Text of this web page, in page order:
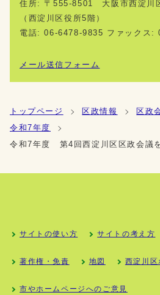
住所: 〒555-8501 大阪市西淀川
（西淀川区役所5階）
電話: 06-6478-9835 ファックス:
メール送信フォーム
トップページ 区政情報 区政
令和7年度
令和7年度 第4回西淀川区区政会議
サイトの使い方 サイトの考え方
著作権・免責 地図 西淀川区
市やホームページへのご意見